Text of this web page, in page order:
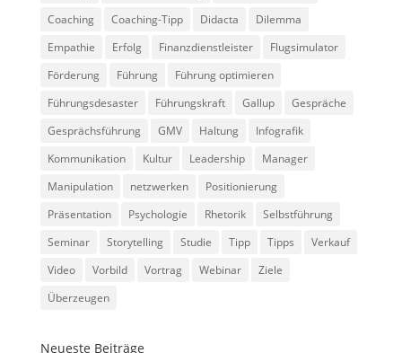
Coaching
Coaching-Tipp Didacta
Dilemma
Empathie
Erfolg Finanzdienstleister
Flugsimulator
Förderung
Führung
Führung optimieren
Führungsdesaster
Führungskraft Gallup
Gespräche
Gesprächsführung
GMV Haltung
Infografik
Kommunikation
Kultur Leadership
Manager
Manipulation
netzwerken
Positionierung
Präsentation
Psychologie Rhetorik
Selbstführung
Seminar
Storytelling Studie Tipp Tipps
Verkauf
Video
Vorbild Vortrag Webinar
Ziele
Überzeugen
Neueste Beiträge